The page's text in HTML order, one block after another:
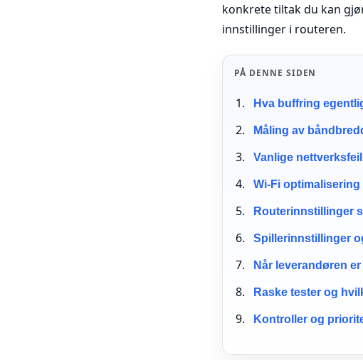
konkrete tiltak du kan
innstillinger i routeren.
PÅ DENNE SIDEN
Hva buffring
Måling av
Vanlige
Wi-Fi
Routerinnstillinger
Spillerinnstillinger
Når leverandøren
Raske tester og
Kontroller og